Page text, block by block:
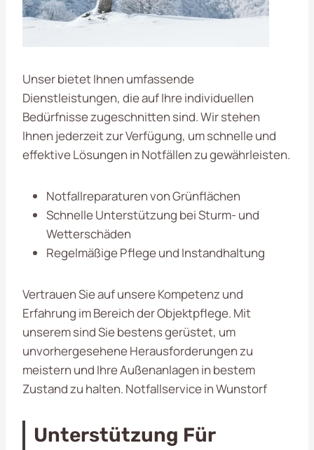
Unser bietet Ihnen umfassende
Dienstleistungen, die auf Ihre individuellen
Bedürfnisse zugeschnitten sind. Wir stehen
Ihnen jederzeit zur Verfügung, um schnelle und
effektive Lösungen in Notfällen zu gewährleisten.
Notfallreparaturen von Grünflächen
Schnelle Unterstützung bei Sturm- und
Wetterschäden
Regelmäßige Pflege und Instandhaltung
Vertrauen Sie auf unsere Kompetenz und
Erfahrung im Bereich der Objektpflege. Mit
unseremsind Sie bestens gerüstet, um
unvorhergesehene Herausforderungen zu
meistern und Ihre Außenanlagen in bestem
Zustand zu halten. Notfallservice in Wunstorf
Unterstützung Für